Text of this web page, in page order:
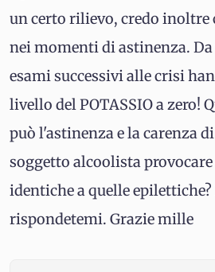
un certo rilievo, credo inoltre
nei momenti di astinenza.
esami successivi alle crisi
livello del POTASSIO a zero!
può l'astinenza e la carenza
soggetto alcoolista
identiche a quelle
rispondetemi. Grazie mille